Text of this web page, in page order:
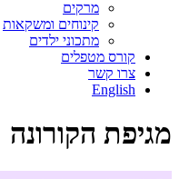
מרקים
קינוחים ומשקאות
מתכוני ילדים
קורס מטפלים
צרו קשר
English
מגיפת הקורונה